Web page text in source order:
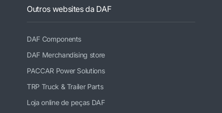
Outros websites da DAF
DAF Components
DAF Merchandising store
PACCAR Power Solutions
TRP Truck & Trailer Parts
Loja online de peças DAF